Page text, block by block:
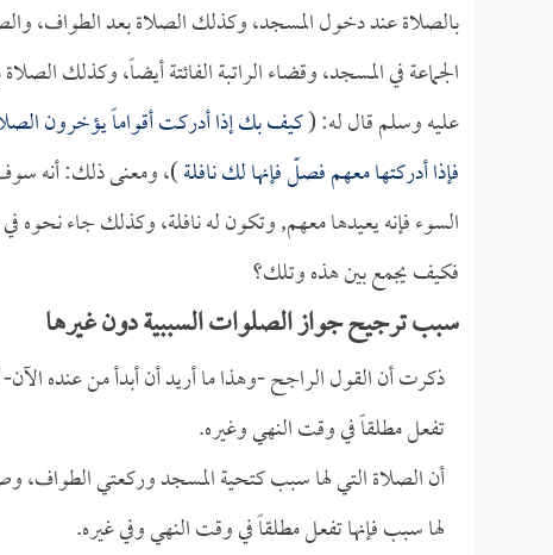
بالصلاة عند دخول المسجد، وكذلك الصلاة بعد الطواف،
الجماعة في المسجد، وقضاء الراتبة الفائتة أيضاً، وكذلك
عليه وسلم قال له: (كيف بك إذا أدركت أقواماً يؤخرون
فإذا أدركتها معهم فصلّ فإنها لك نافلة)، ومعنى ذلك: أنه سوف
السوء فإنه يعيدها معهم, وتكون له نافلة، وكذلك جاء
فكيف يجمع بين هذه وتلك؟
سبب ترجيح جواز الصلوات السببية دون غيرها
ذكرت أن القول الراجح -وهذا ما أريد أن أبدأ من عنده
تفعل مطلقاً في وقت النهي وغيره.
أن الصلاة التي لها سبب كتحية المسجد وركعتي الطواف،
لها سبب فإنها تفعل مطلقاً في وقت النهي وفي غيره.